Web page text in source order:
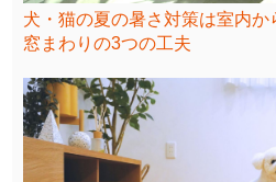
犬・猫の夏の暑さ対策は室内
窓まわりの3つの工夫